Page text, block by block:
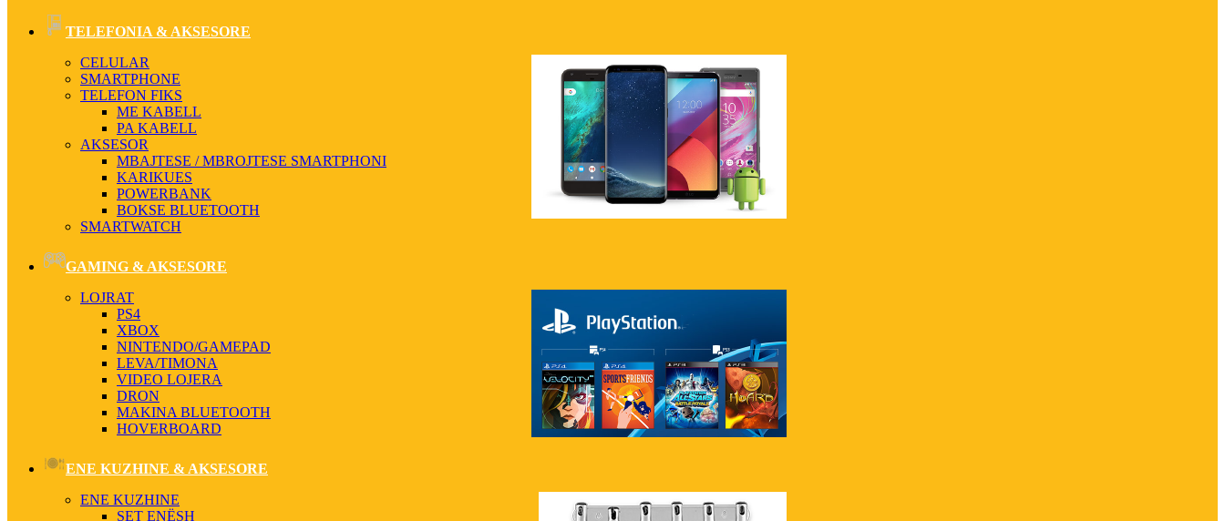
TELEFONIA & AKSESORE
CELULAR
SMARTPHONE
TELEFON FIKS
ME KABELL
PA KABELL
AKSESOR
MBAJTESE / MBROJTESE SMARTPHONI
KARIKUES
POWERBANK
BOKSE BLUETOOTH
SMARTWATCH
GAMING & AKSESORE
LOJRAT
PS4
XBOX
NINTENDO/GAMEPAD
LEVA/TIMONA
VIDEO LOJERA
DRON
MAKINA BLUETOOTH
HOVERBOARD
ENE KUZHINE & AKSESORE
ENE KUZHINE
SET ENËSH